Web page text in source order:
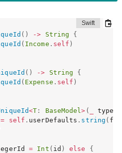
( ) -> String
{
( Income . self )
( ) -> String
{
( Expense . self )
<T : BaseModel> ( type
= self . userDefaults . string (
= Int ( id ) else
{